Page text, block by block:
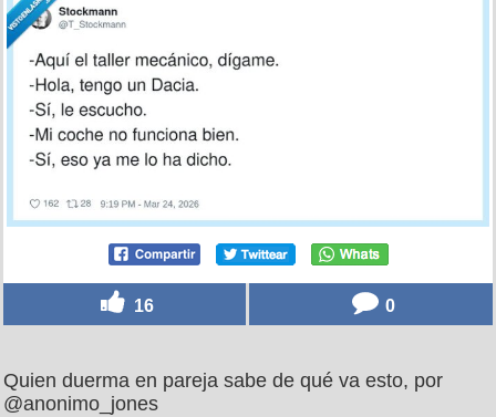
16 0
Quien duerma en pareja sabe de qué va esto, por
@anonimo_jones